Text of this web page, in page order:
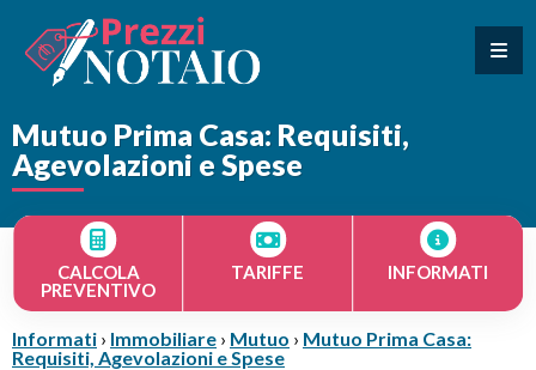
Mutuo Prima Casa: Requisiti,
Agevolazioni e Spese
CALCOLA
PREVENTIVO
TARIFFE INFORMATI
Informati › Immobiliare › Mutuo › Mutuo Prima Casa:
Requisiti, Agevolazioni e Spese